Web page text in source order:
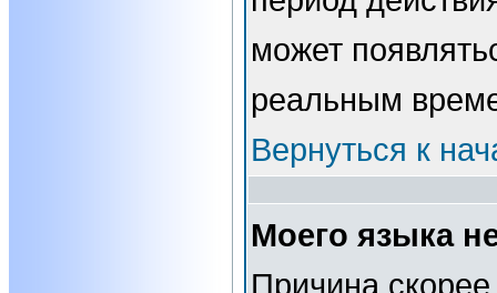
может
реальным
Вернуться к
Моего языка
Причина скорее